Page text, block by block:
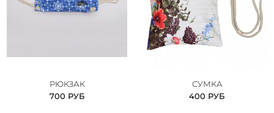
РЮКЗАК
700 РУБ
СУМКА
400 РУБ